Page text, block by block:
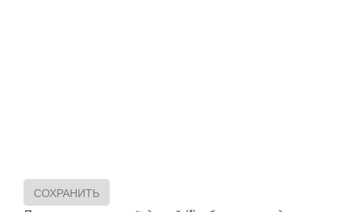
СОХРАНИТЬ